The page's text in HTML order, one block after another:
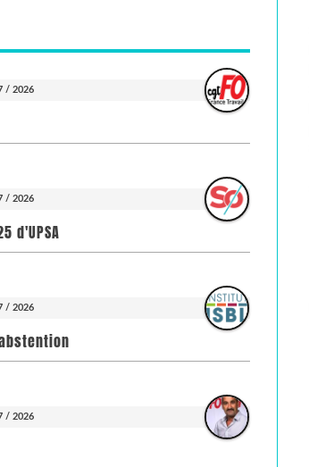
/ 2026
/ 2026
d'UPSA
/ 2026
/ 2026